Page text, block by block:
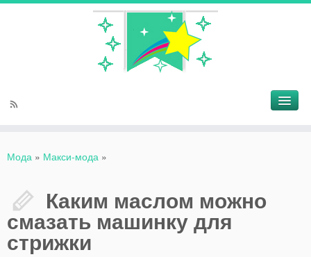
Мода » Макси-мода »
Каким маслом можно
смазать машинку для
стрижки